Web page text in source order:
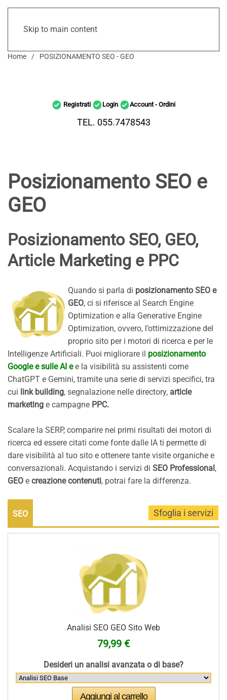
Skip to main content
Home POSIZIONAMENTO SEO - GEO
Registrati Login Account - Ordini
TEL. 055.7478543
Posizionamento SEO e
GEO
Posizionamento SEO, GEO,
Article Marketing e PPC
Quando si parla di posizionamento SEO e
GEO, ci si riferisce al Search Engine
Optimization e alla Generative Engine
Optimization, ovvero, l’ottimizzazione del
proprio sito per i motori di ricerca e per le
Intelligenze Artificiali. Puoi migliorare il posizionamento
Google e sulle AI ee la visibilità su assistenti come
ChatGPT e Gemini, tramite una serie di servizi specifici, tra
cui link building, segnalazione nelle directory, article
marketing e campagne PPC.
Scalare la SERP, comparire nei primi risultati dei motori di
ricerca ed essere citati come fonte dalle IA ti permette di
dare visibilità al tuo sito e ottenere tante visite organiche e
conversazionali. Acquistando i servizi di SEO Professional,
GEO e creazione contenuti, potrai fare la differenza.
SEO
Analisi SEO GEO Sito Web
79,99 €
Desideri un analisi avanzata o di base?